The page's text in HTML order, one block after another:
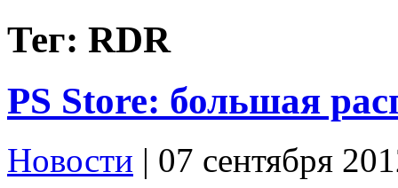
Тег: RDR
PS Store: большая
Новости | 07 сентября